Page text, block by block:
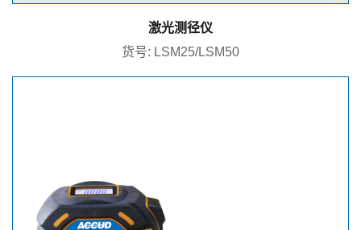
激光测径仪
货号: LSM25/LSM50